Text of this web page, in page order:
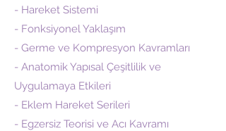
- Hareket Sistemi
- Fonksiyonel Yaklaşım
- Germe ve Kompresyon Kavramları
- Anatomik Yapısal Çeşitlilik ve
Uygulamaya Etkileri
- Eklem Hareket Serileri
- Egzersiz Teorisi ve Acı Kavramı